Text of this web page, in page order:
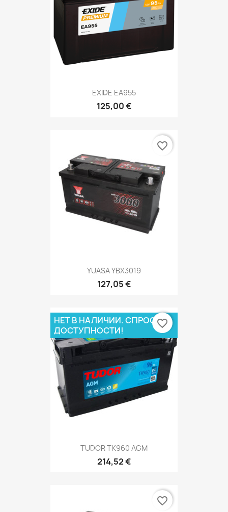
EXIDE EA955
125,00 €
YUASA YBX3019
127,05 €
favorite_border
TUDOR TK960 AGM
214,52 €
НЕТ В НАЛИЧИИ. СПРОСИ О
ДОСТУПНОСТИ!
favorite_border
favorite_border